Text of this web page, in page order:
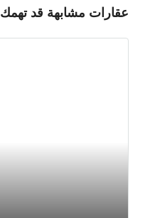
عقارات مشابهة قد تهمك